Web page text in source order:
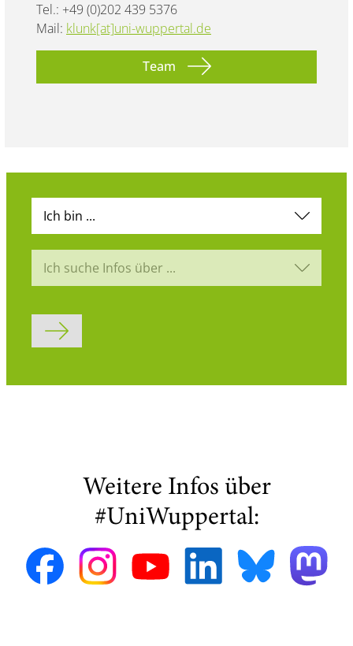
Tel.: +49 (0)202 439 5376
Mail: klunk[at]uni-wuppertal.de
Team
Ich bin ...
Ich suche Infos über ...
Formular abschicken
Weitere Infos über
#UniWuppertal: